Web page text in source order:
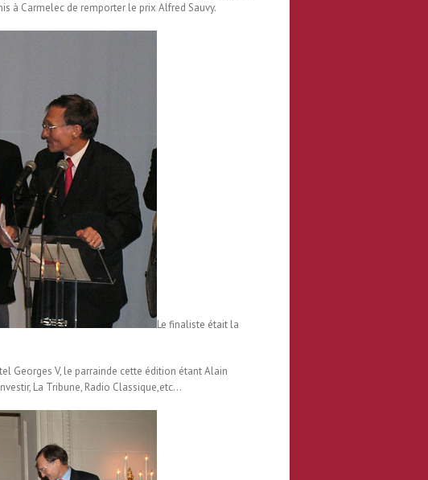
à Carmelec de remporter le prix Alfred Sauvy.
Le finaliste était la
Georges V, le parrainde cette édition étant Alain
La Tribune, Radio Classique,etc…